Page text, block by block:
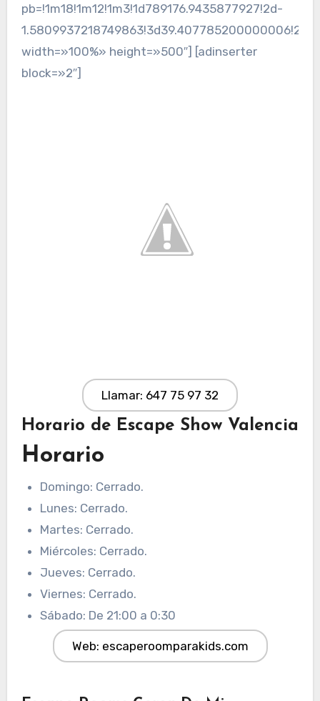
pb=!1m18!1m12!1m3!1d789176.9435877927!2d-
width=»100%» height=»500″] [adinserter
block=»2″]
Llamar: 647 75 97 32
Horario de Escape Show Valencia
Horario
Domingo: Cerrado.
Lunes: Cerrado.
Martes: Cerrado.
Miércoles: Cerrado.
Jueves: Cerrado.
Viernes: Cerrado.
Sábado: De 21:00 a 0:30
Web: escaperoomparakids.com